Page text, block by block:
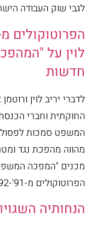
לגבי שוק העבודה
לוין על
חדשות
לדברי יריב לוין
המשפט סמכות
מהווה מהפכת נגד
מכנים "המפכה
הפרוטוקולים מ-91'-92' ומוכיחה שהאמירה שחברי הכנסת לא […]
הנחותיה